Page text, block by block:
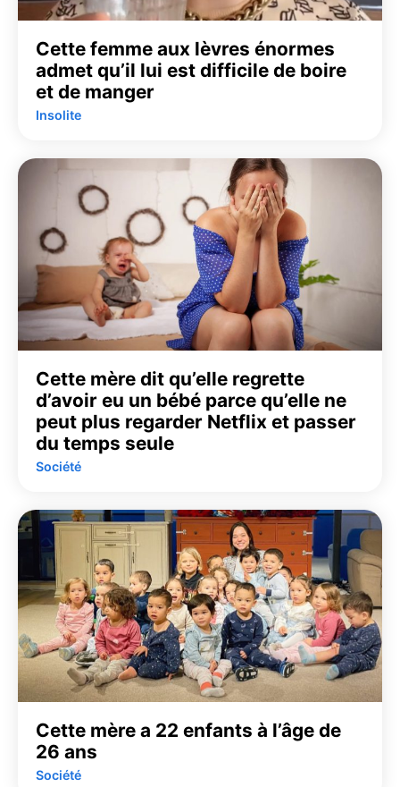
Cette femme aux lèvres énormes
admet qu’il lui est difficile de boire
et de manger
Insolite
Cette mère dit qu’elle regrette
d’avoir eu un bébé parce qu’elle ne
peut plus regarder Netflix et passer
du temps seule
Société
Cette mère a 22 enfants à l’âge de
26 ans
Société